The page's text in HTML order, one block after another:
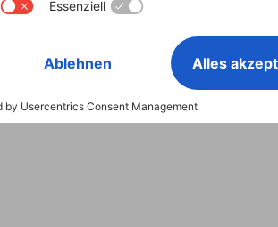
Land wählen
Konformitätserklärungen